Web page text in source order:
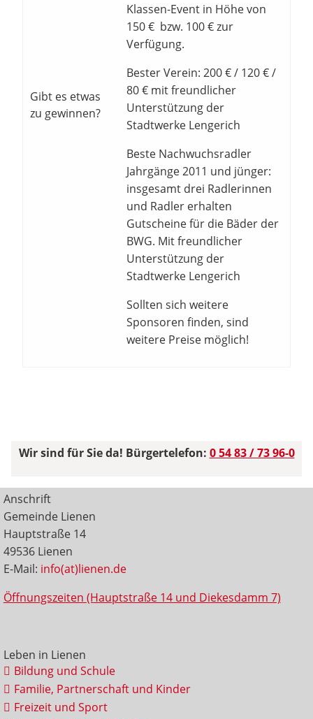
Gibt es etwas
zu gewinnen?
Klassen-Event in Höhe von
150 € bzw. 100 € zur
Verfügung.
Bester Verein: 200 € / 120 € /
80 € mit freundlicher
Unterstützung der
Stadtwerke Lengerich
Beste Nachwuchsradler
Jahrgänge 2011 und jünger:
insgesamt drei Radlerinnen
und Radler erhalten
Gutscheine für die Bäder der
BWG. Mit freundlicher
Unterstützung der
Stadtwerke Lengerich
Sollten sich weitere
Sponsoren finden, sind
weitere Preise möglich!
Wir sind für Sie da! Bürgertelefon: 0 54 83 / 73 96-0
Anschrift
Gemeinde Lienen
Hauptstraße 14
49536 Lienen
E-Mail: info(at)lienen.de
Öffnungszeiten (Hauptstraße 14 und Diekesdamm 7)
Leben in Lienen
Bildung und Schule
Familie, Partnerschaft und Kinder
Freizeit und Sport